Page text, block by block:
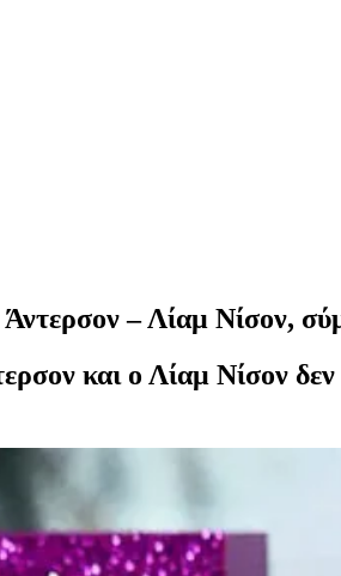
– Λίαμ Νίσον,
και ο Λίαμ Νίσον δεν